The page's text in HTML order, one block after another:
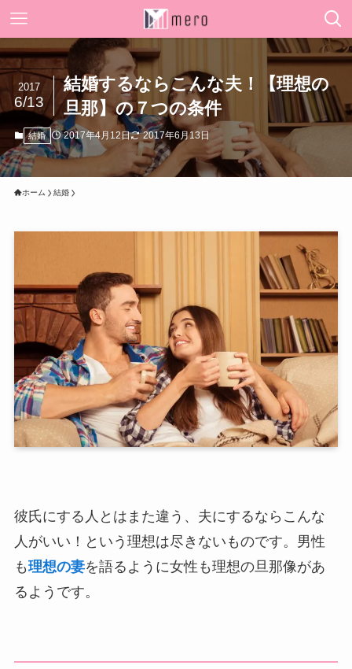
結婚するならこんな夫！【理想の
旦那】の７つの条件
2017
6/13
結婚 2017年4月12日 2017年6月13日
ホーム 結婚
彼氏にする人とはまた違う、夫にするならこんな
人がいい！という理想は尽きないものです。男性
も理想の妻を語るように女性も理想の旦那像があ
るようです。